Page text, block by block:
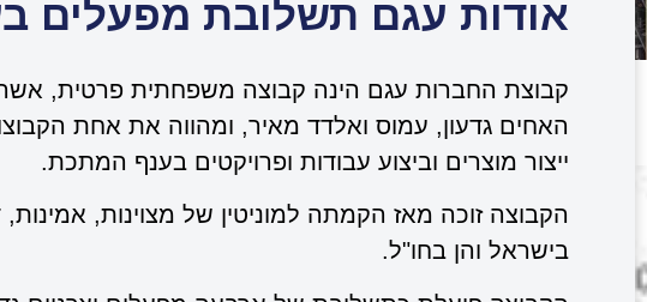
אודות עגם תשלובת מפעלים
האחים גדעון, עמוס ואלדד מאיר, ומהווה את אחת
ייצור מוצרים וביצוע עבודות ופרויקטים בענף המתכת.
הקבוצה זוכה מאז הקמתה למוניטין של מצוינות, אמינות,
בישראל והן בחו"ל.